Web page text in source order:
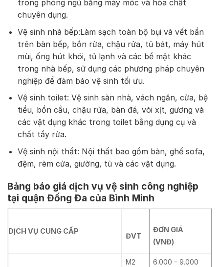
trong phòng ngủ bằng máy móc và hóa chất
chuyên dụng.
Vệ sinh nhà bếp:Làm sạch toàn bộ bụi và vết bẩn
trên bàn bếp, bồn rửa, chậu rửa, tủ bát, máy hút
mùi, ống hút khói, tủ lạnh và các bề mặt khác
trong nhà bếp, sử dụng các phương pháp chuyên
nghiệp để đảm bảo vệ sinh tối ưu.
Vệ sinh toilet: Vệ sinh sàn nhà, vách ngăn, cửa, bệ
tiểu, bồn cầu, chậu rửa, bàn đá, vòi xịt, gương và
các vật dụng khác trong toilet bằng dụng cụ và
chất tẩy rửa.
Vệ sinh nội thất: Nội thất bao gồm bàn, ghế sofa,
đệm, rèm cửa, giường, tủ và các vật dụng.
Bảng báo giá dịch vụ vệ sinh công nghiệp
tại quận Đống Đa của Bình Minh
DỊCH VỤ CUNG CẤP
ĐVT
ĐƠN GIÁ
(VNĐ)
M2 6.000 – 9.000